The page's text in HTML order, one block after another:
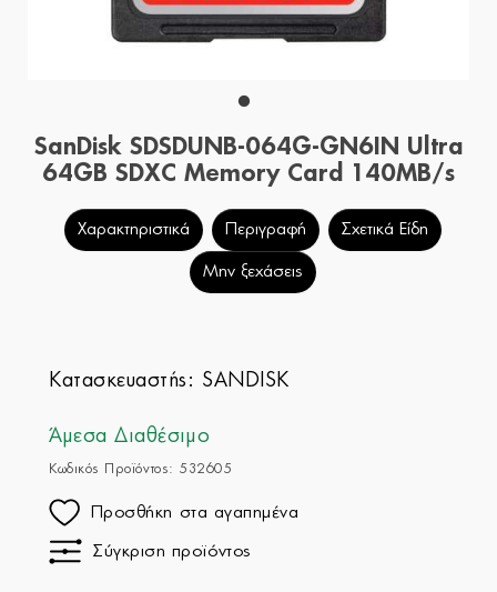
SanDisk SDSDUNB-064G-GN6IN Ultra
64GB SDXC Memory Card 140MB/s
Χαρακτηριστικά Περιγραφή Σχετικά Είδη
Μην ξεχάσεις
Κατασκευαστής: SANDISK
Άμεσα Διαθέσιμο
Κωδικός Προϊόντος: 532605
Προσθήκη στα αγαπημένα
Σύγκριση προϊόντος